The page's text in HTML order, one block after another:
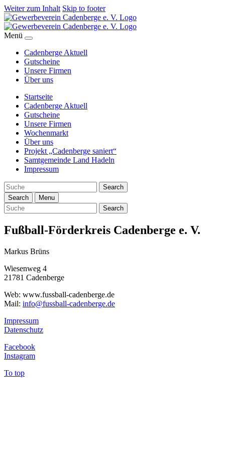
Weiter zum Inhalt Skip to footer
Menü
Cadenberge Aktuell
Gutscheine
Unsere Firmen
Über uns
Startseite
Cadenberge Aktuell
Gutscheine
Unsere Firmen
Wochenmarkt
Über uns
Projekt „Cadenberge saniert“
Samtgemeinde Land Hadeln
Impressum
Search
Search
Menu
Search
Fußball-Förderkreis Cadenberge e. V.
Markus Brüns
Wiesenweg 4
21781 Cadenberge
Web: www.fussball-cadenberge.de
Mail: info@fussball-cadenberge.de
Impressum
Datenschutz
Facebook
Instagram
To top